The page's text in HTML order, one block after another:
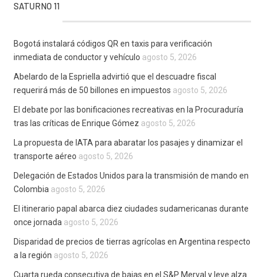
SATURNO 11
Bogotá instalará códigos QR en taxis para verificación
inmediata de conductor y vehículo agosto 5, 2026
Abelardo de la Espriella advirtió que el descuadre fiscal
requerirá más de 50 billones en impuestos agosto 5, 2026
El debate por las bonificaciones recreativas en la Procuraduría
tras las críticas de Enrique Gómez agosto 5, 2026
La propuesta de IATA para abaratar los pasajes y dinamizar el
transporte aéreo agosto 5, 2026
Delegación de Estados Unidos para la transmisión de mando en
Colombia agosto 5, 2026
El itinerario papal abarca diez ciudades sudamericanas durante
once jornada agosto 5, 2026
Disparidad de precios de tierras agrícolas en Argentina respecto
a la región agosto 5, 2026
Cuarta rueda consecutiva de bajas en el S&P Merval y leve alza